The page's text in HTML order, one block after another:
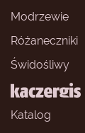
Katalog
Modrzewie
Różaneczniki
Świdośliwy